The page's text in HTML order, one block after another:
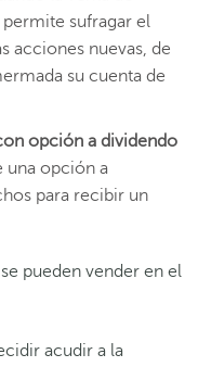
sufragar el
acciones nuevas, de
su cuenta de
opción a dividendo
una opción a
para recibir un
pueden vender en el
acudir a la